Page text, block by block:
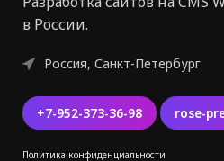
в России.
Россия, Санкт-Петербург
+7-952-373-36-98 rose-
Политика конфиденциальности